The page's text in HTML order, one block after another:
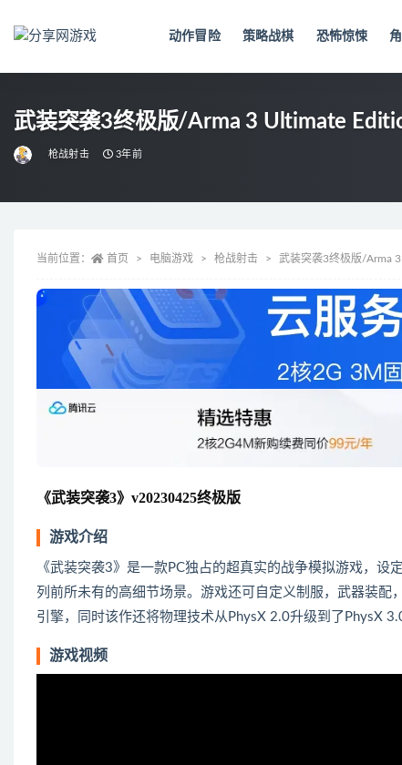
动作冒险 策略战棋 恐怖惊悚
武装突袭3终极版/Arma 3 Ultimate
枪战射击 3年前
当前位置： 首页 电脑游戏 枪战射击 武装突袭3终极版/Arma
《武装突袭3》v20230425终极版
游戏介绍
《武装突袭3》是一款PC独占的超真实的战争模拟游戏，
列前所未有的高细节场景。游戏还可自定义制服，武器装
引擎，同时该作还将物理技术从PhysX 2.0升级到了PhysX
游戏视频